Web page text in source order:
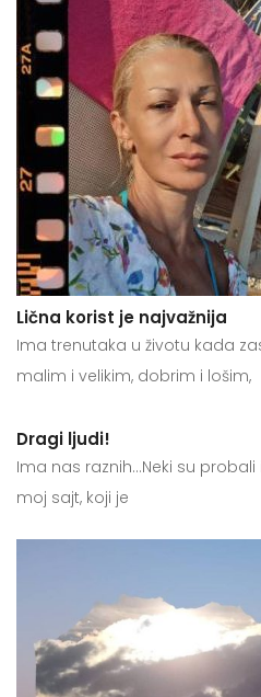
Lična korist je najvažnija
Ima trenutaka u životu kada
malim i velikim, dobrim i lošim,
Dragi ljudi!
Ima nas raznih…Neki su
moj sajt, koji je